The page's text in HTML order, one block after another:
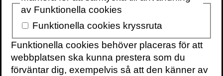
en australiensisk doktor svalde en klump
mejlbedragare alltid säger att de är från
Nigeria.
Att tänka som ett freak innebär:
av Funktionella cookies
Funktionella cookies kryssruta
Funktionella cookies behöver placeras för att
webbplatsen ska kunna prestera som du
förväntar dig, exempelvis så att den känner av